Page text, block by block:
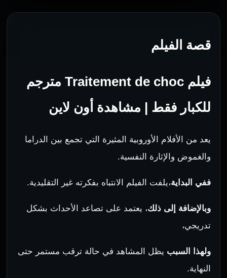
قصة الفيلم
فيلم Traitement de choc مترجم
للكبار فقط | مشاهدة أون لاين
يعد من الأفلام الأوروبية المثيرة التي تجمع بين الدراما
والغموض والإثارة النفسية.
ففي البداية،يلفت الفيلم الانتباه بفكرته غير التقليدية.
وبالإضافة إلى ذلك، يعتمد على تصاعد الأحداث بشكل
تدريجي،
ولهذا السبب يظل المشاهد في حالة ترقب مستمر حتى
النهاية.